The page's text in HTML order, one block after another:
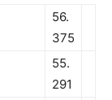
56.
375
55.
291